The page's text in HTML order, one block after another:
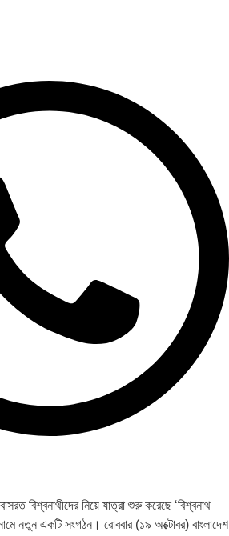
বিশ্বনাথীদের নিয়ে যাত্রা শুরু করেছে ‘বিশ্বনাথ
নতুন একটি সংগঠন। রোববার (১৯ অক্টোবর) বাংলাদেশ